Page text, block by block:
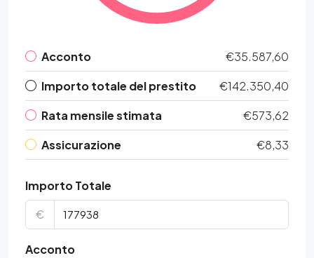
Acconto
€35.587,60
Importo totale del prestito
€142.350,40
Rata mensile stimata
€573,62
Assicurazione
€8,33
Importo Totale
€
Acconto